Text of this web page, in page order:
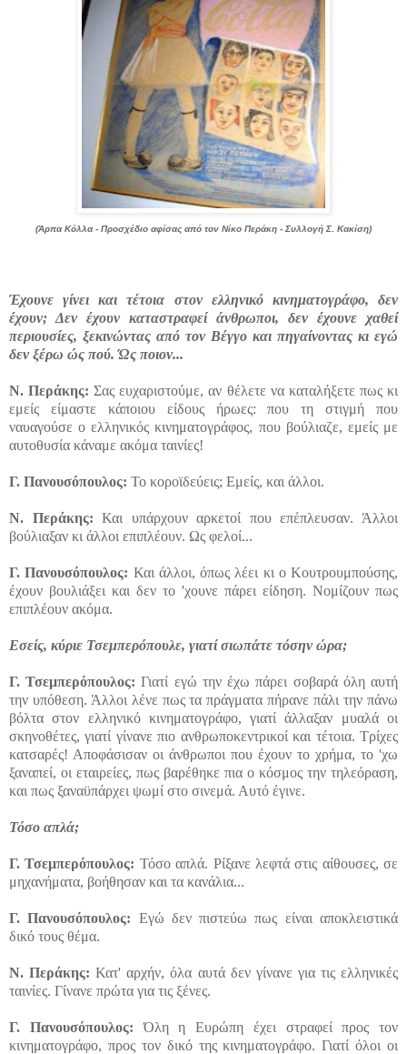
(Άρπα Κόλλα - Προσχέδιο αφίσας από τον Νίκο Περάκη - Συλλογή Σ. Κακίση)
Έχουνε γίνει και τέτοια στον ελληνικό κινηματογράφο, δεν
έχουν; Δεν έχουν καταστραφεί άνθρωποι, δεν έχουνε χαθεί
περιουσίες, ξεκινώντας από τον Βέγγο και πηγαίνοντας κι εγώ
δεν ξέρω ώς πού. Ώς ποιον...
Ν. Περάκης: Σας ευχαριστούμε, αν θέλετε να καταλήξετε πως κι
εμείς είμαστε κάποιου είδους ήρωες: που τη στιγμή που
ναυαγούσε ο ελληνικός κινηματογράφος, που βούλιαζε, εμείς με
αυτοθυσία κάναμε ακόμα ταινίες!
Γ. Πανουσόπουλος: Το κοροϊδεύεις; Εμείς, και άλλοι.
Ν. Περάκης: Και υπάρχουν αρκετοί που επέπλευσαν. Άλλοι
βούλιαξαν κι άλλοι επιπλέουν. Ως φελοί...
Γ. Πανουσόπουλος: Και άλλοι, όπως λέει κι ο Κουτρουμπούσης,
έχουν βουλιάξει και δεν το 'χουνε πάρει είδηση. Νομίζουν πως
επιπλέουν ακόμα.
Εσείς, κύριε Τσεμπερόπουλε, γιατί σιωπάτε τόσην ώρα;
Γ. Τσεμπερόπουλος: Γιατί εγώ την έχω πάρει σοβαρά όλη αυτή
την υπόθεση. Άλλοι λένε πως τα πράγματα πήρανε πάλι την πάνω
βόλτα στον ελληνικό κινηματογράφο, γιατί άλλαξαν μυαλά οι
σκηνοθέτες, γιατί γίνανε πιο ανθρωποκεντρικοί και τέτοια. Τρίχες
κατσαρές! Αποφάσισαν οι άνθρωποι που έχουν το χρήμα, το 'χω
ξαναπεί, οι εταιρείες, πως βαρέθηκε πια ο κόσμος την τηλεόραση,
και πως ξαναϋπάρχει ψωμί στο σινεμά. Αυτό έγινε.
Τόσο απλά;
Γ. Τσεμπερόπουλος: Τόσο απλά. Ρίξανε λεφτά στις αίθουσες, σε
μηχανήματα, βοήθησαν και τα κανάλια...
Γ. Πανουσόπουλος: Εγώ δεν πιστεύω πως είναι αποκλειστικά
δικό τους θέμα.
Ν. Περάκης: Κατ' αρχήν, όλα αυτά δεν γίνανε για τις ελληνικές
ταινίες. Γίνανε πρώτα για τις ξένες.
Γ. Πανουσόπουλος: Όλη η Ευρώπη έχει στραφεί προς τον
κινηματογράφο, προς τον δικό της κινηματογράφο. Γιατί όλοι οι